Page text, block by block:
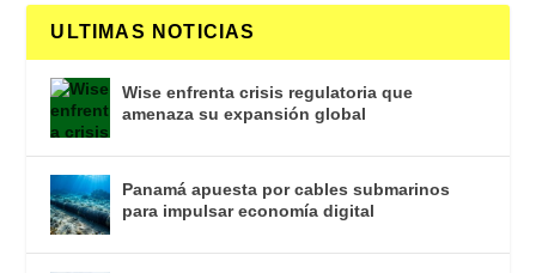
ULTIMAS NOTICIAS
Wise enfrenta crisis regulatoria que
amenaza su expansión global
Panamá apuesta por cables submarinos
para impulsar economía digital